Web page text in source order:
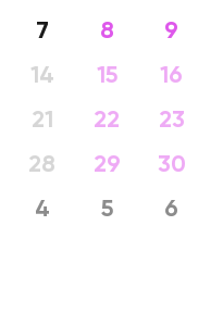
7 8
9
14 15
16
21 22
23
28 29
30
4 5 6